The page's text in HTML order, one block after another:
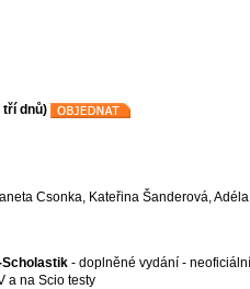
tří dnů)
Csonka, Kateřina Šanderová,
- doplněné vydání -
a na Scio testy